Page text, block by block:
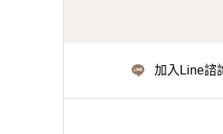
加入Line諮